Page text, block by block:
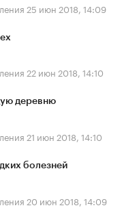
25 июн 2018, 14:09
22 июн 2018, 14:10
деревню
21 июн 2018, 14:10
болезней
20 июн 2018, 14:09